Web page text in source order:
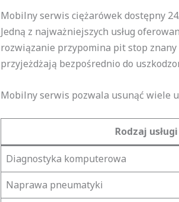
Mobilny serwis ciężarówek dostępny
Jedną z najważniejszych usług
rozwiązanie przypomina pit stop znany
przyjeżdżają bezpośrednio do
Mobilny serwis pozwala usunąć wiele
Rodzaj usługi
Diagnostyka komputerowa
Naprawa pneumatyki